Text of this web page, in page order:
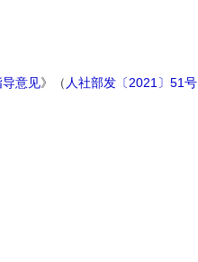
意见》（ 人社部发〔2021〕51号